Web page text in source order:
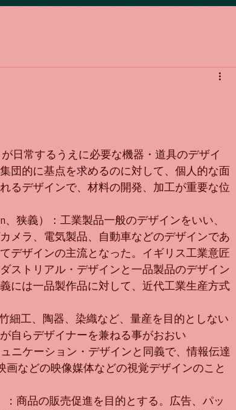
が日常するうえに必要な機器・道具のデザイ
団的に基点を求めるのに対して、個人的な面
るデザインで、材料の開発、加工が重要な位
、狭義）：工業製品一般のデザインをいい、
メラ、電気製品、自動車などのデザインであ
デザインの主流となった。イギリス工業意匠
ストリアル・デザインと一品製品のデザイン
には一品製作品に対して、近代工業生産方式
細工、陶器、染織など、量産を目的としない
自らデザイナーを兼ねる事がおおい
ュニケーション・デザインと同義で、情報伝達
などの映像媒体などの視覚デザインのこと
）：商品の販売促進を目的とする。広告、パッ